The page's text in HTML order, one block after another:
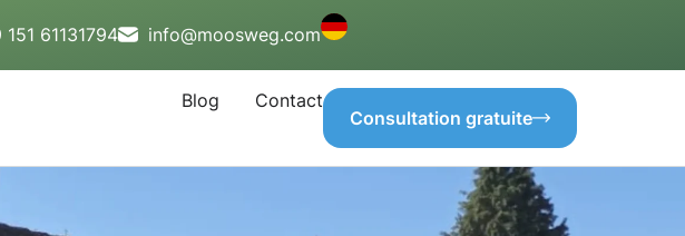
61131794 info@moosweg.com
Blog
Contact
Consultation gratuite